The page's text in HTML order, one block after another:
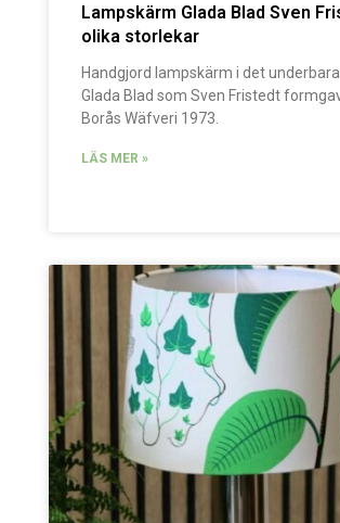
Lampskärm Glada Blad Sven
olika storlekar
Handgjord lampskärm i det
Glada Blad som Sven Fristedt
Borås Wäfveri 1973.
LÄS MER »